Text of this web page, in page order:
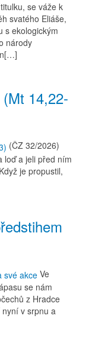
se váže k
svatého Eliáše,
s ekologickým
národy
14,22-
(ČZ 32/2026)
loď a jeli před ním
je propustil,
Ve
se nám
z Hradce
v srpnu a